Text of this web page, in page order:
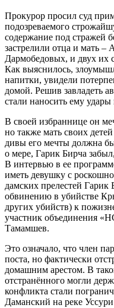
Прокурор просил суд
подозреваемого
содержание под стражей
застрелили отца и мать –
Дармобедовых, и двух их
Как выяснилось,
напитки, увидели
домой. Решив завладеть
стали наносить ему
В своей избраннице он
но также мать своих
дивы его мечты должна
о мере, Гарик Бирча
В интервью в ее
иметь девушку с
дамских прелестей
обвинению в убийстве
других убийств) к
участник объединения
Тамамшев.
Это означало, что член
поста, но фактически
домашним арестом. В
отстранённого могли
конфликта стали
Даманский на реке